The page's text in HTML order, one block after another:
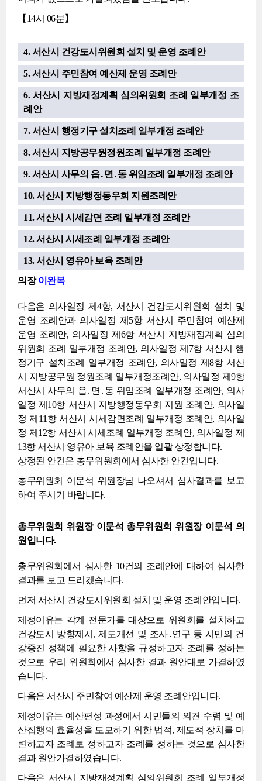
【14시 06분】
4. 서산시 건강도시위원회 설치 및 운영 조례안
5. 서산시 주민참여 예산제 운영 조례안
6. 서산시 지방재정계획 심의위원회 조례 일부개정 조
례안
7. 서산시 행정기구 설치조례 일부개정 조례안
8. 서산시 지방공무원정원조례 일부개정 조례안
9. 서산시 사무의 읍․면․동 위임조례 일부개정 조례안
10. 서산시 지방행정동우회 지원조례안
11. 서산시 시세감면 조례 일부개정 조례안
12. 서산시 시세조례 일부개정 조례안
13. 서산시 영유아 보육 조례안
의장이완복
다음은 의사일정 제4항, 서산시 건강도시위원회 설치 및
운영 조례안과 의사일정 제5항 서산시 주민참여 예산제
운영 조례안, 의사일정 제6항 서산시 지방재정계획 심의
위원회 조례 일부개정 조례안, 의사일정 제7항 서산시 행
정기구 설치조례 일부개정 조례안, 의사일정 제8항 서산
시 지방공무원 정원조례 일부개정조례안, 의사일정 제9항
서산시 사무의 읍․면․동 위임조례 일부개정 조례안, 의사
일정 제10항 서산시 지방행정동우회 지원 조례안, 의사일
정 제11항 서산시 시세감면조례 일부개정 조례안, 의사일
정 제12항 서산시 시세조례 일부개정 조례안, 의사일정 제
13항 서산시 영유아 보육 조례안을 일괄 상정합니다.
상정된 안건은 총무위원회에서 심사한 안건입니다.
총무위원회 이문석 위원장님 나오셔서 심사결과를 보고
하여 주시기 바랍니다.
총무위원회 위원장 이문석 총무위원회 위원장 이문석 의
원입니다.
총무위원회에서 심사한 10건의 조례안에 대하여 심사한
결과를 보고 드리겠습니다.
먼저 서산시 건강도시위원회 설치 및 운영 조례안입니다.
제정이유는 각계 전문가를 대상으로 위원회를 설치하고
건강도시 방향제시, 제도개선 및 조사․연구 등 시민의 건
강증진 정책에 필요한 사항을 규정하고자 조례를 정하는
것으로 우리 위원회에서 심사한 결과 원안대로 가결하였
습니다.
다음은 서산시 주민참여 예산제 운영 조례안입니다.
제정이유는 예산편성 과정에서 시민들의 의견 수렴 및 예
산집행의 효율성을 도모하기 위한 법적, 제도적 장치를 마
련하고자 조례로 정하고자 조례를 정하는 것으로 심사한
결과 원안가결하였습니다.
다음은 서산시 지방재정계획 심의위원회 조례 일부개정